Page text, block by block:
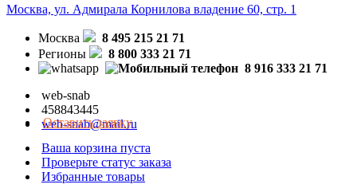
Москва, ул. Адмирала Корнилова владение 60, стр. 1
Москва
8 495 215 21 71
Регионы
8 800 333 21 71
8 916 333 21 71
web-snab
458843445
web-snab@mail.ru
Оставить заявку
Ваша корзина пуста
Проверьте статус заказа
Избранные товары